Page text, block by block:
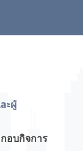
ะผู้
อบกิจการ